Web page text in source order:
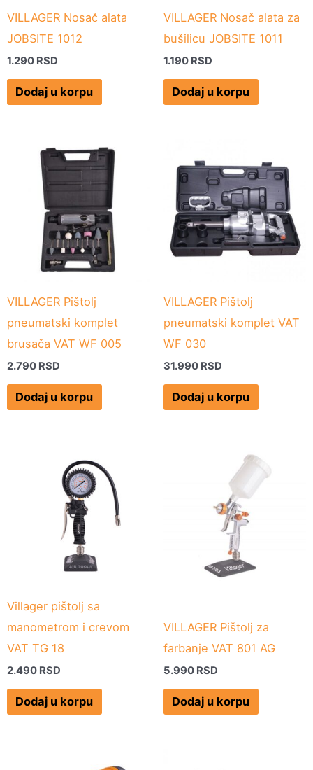
VILLAGER Nosač alata
JOBSITE 1012
1.290 RSD
Dodaj u korpu
VILLAGER Nosač alata za
bušilicu JOBSITE 1011
1.190 RSD
Dodaj u korpu
VILLAGER Pištolj
pneumatski komplet
brusača VAT WF 005
2.790 RSD
Dodaj u korpu
VILLAGER Pištolj
pneumatski komplet VAT
WF 030
31.990 RSD
Dodaj u korpu
Villager pištolj sa
manometrom i crevom
VAT TG 18
2.490 RSD
Dodaj u korpu
VILLAGER Pištolj za
farbanje VAT 801 AG
5.990 RSD
Dodaj u korpu